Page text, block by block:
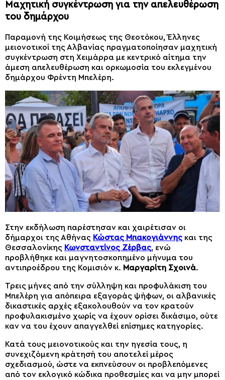
Μαχητική συγκέντρωση για την απελευθέρωση
του δημάρχου
Παραμονή της Κοιμήσεως της Θεοτόκου, Έλληνες
μειονοτικοί της Αλβανίας πραγματοποίησαν μαχητική
συγκέντρωση στη Χειμάρρα με κεντρικό αίτημα την
άμεση απελευθέρωση και ορκωμοσία του εκλεγμένου
δημάρχου Φρέντη Μπελέρη.
Στην εκδήλωση παρέστησαν και χαιρέτισαν οι
δήμαρχοι της Αθήνας Κώστας Μπακογιάννης και της
Θεσσαλονίκης Κωνσταντίνος Ζέρβας, ενώ
προβλήθηκε και μαγνητοσκοπημένο μήνυμα του
αντιπροέδρου της Κομισιόν κ. Μαργαρίτη Σχοινά.
Τρεις μήνες από την σύλληψη και προφυλάκιση του
Μπελέρη για απόπειρα εξαγοράς ψήφων, οι αλβανικές
δικαστικές αρχές εξακολουθούν να τον κρατούν
προφυλακισμένο χωρίς να έχουν ορίσει δικάσιμο, ούτε
καν να του έχουν απαγγελθεί επίσημες κατηγορίες.
Κατά τους μειονοτικούς και την ηγεσία τους, η
συνεχιζόμενη κράτησή του αποτελεί μέρος
σχεδιασμού, ώστε να εκπνεύσουν οι προβλεπόμενες
από τον εκλογικό κώδικα προθεσμίες και να μην μπορεί